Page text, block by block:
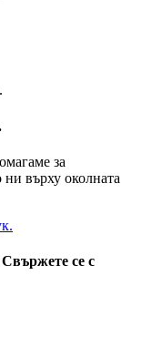
за
върху околната
се с